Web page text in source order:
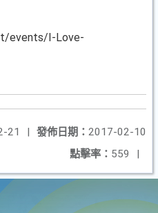
events/I-Love-
發佈日期： 2017-02-10
21
|
點擊率： 559 |